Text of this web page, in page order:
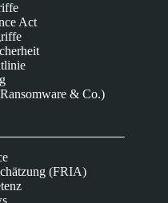
Act
& Co.)
(FRIA)